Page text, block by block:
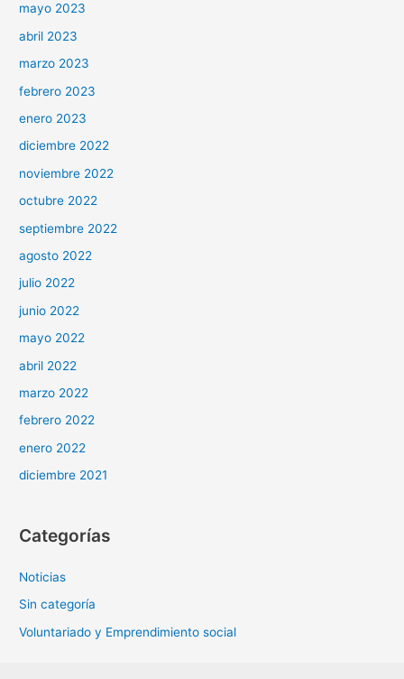
mayo 2023
abril 2023
marzo 2023
febrero 2023
enero 2023
diciembre 2022
noviembre 2022
octubre 2022
septiembre 2022
agosto 2022
julio 2022
junio 2022
mayo 2022
abril 2022
marzo 2022
febrero 2022
enero 2022
diciembre 2021
Categorías
Noticias
Sin categoría
Voluntariado y Emprendimiento social